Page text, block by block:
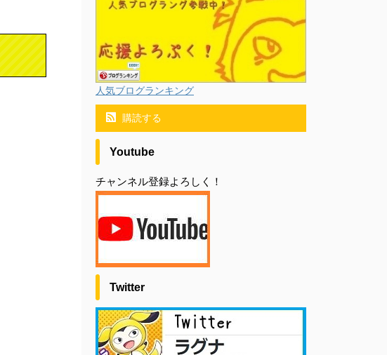
人気ブログランキング
購読する
Youtube
チャンネル登録よろしく！
Twitter